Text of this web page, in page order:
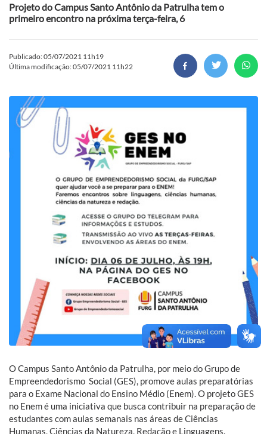
Projeto do Campus Santo Antônio da Patrulha tem o
primeiro encontro na próxima terça-feira, 6
Publicado: 05/07/2021 11h19
Última modificação: 05/07/2021 11h22
O Campus Santo Antônio da Patrulha, por meio do Grupo de
Empreendedorismo Social (GES), promove aulas preparatórias
para o Exame Nacional do Ensino Médio (Enem). O projeto GES
no Enem é uma iniciativa que busca contribuir na preparação de
estudantes com aulas semanais nas áreas de Ciências
Humanas, Ciências da Natureza, Redação e Linguagens.